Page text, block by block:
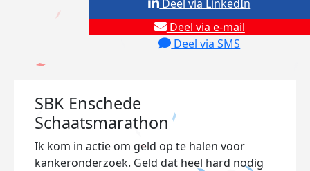
Deel via e-mail
Deel via SMS
Deel via LinkedIn
SBK Enschede
Schaatsmarathon
Ik kom in actie om geld op te halen voor
kankeronderzoek. Geld dat heel hard nodig